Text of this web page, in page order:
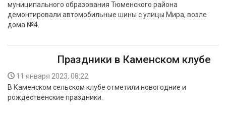
муниципального образования Тюменского района
демонтировали автомобильные шины с улицы Мира, возле
дома №4.
Праздники в Каменском клубе
11 января 2023, 08:22
В Каменском сельском клубе отметили новогодние и
рождественские праздники.